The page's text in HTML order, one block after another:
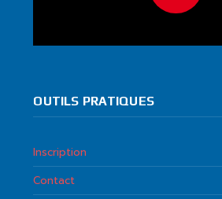
OUTILS PRATIQUES
Inscription
Contact